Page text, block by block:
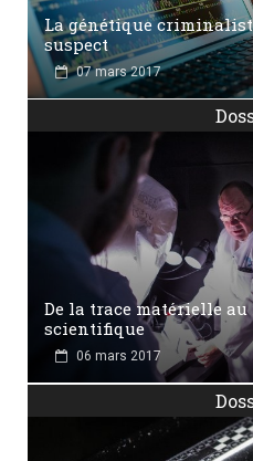
La génétique
suspect
07 mars 2017
De la trace matérielle
scientifique
06 mars 2017